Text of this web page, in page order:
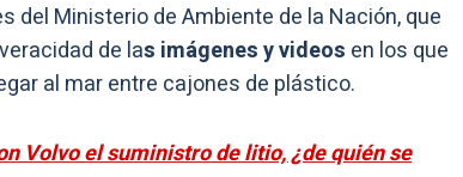
Ministerio de Ambiente de la Nación, que
de las imágenes y videos en los que
al mar entre cajones de plástico.
Volvo el suministro de litio, ¿de quién se